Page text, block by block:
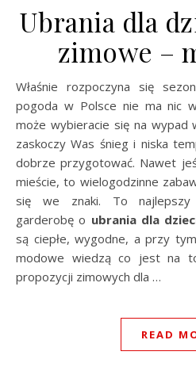
Ubrania dla
zimowe –
Właśnie rozpoczyna się sezon na ferie zimowe. Choć
pogoda w Polsce nie ma nic
może wybieracie się na wypad
zaskoczy Was śnieg i niska
dobrze przygotować. Nawet
mieście, to wielogodzinne
się we znaki. To najlepszy
garderobę o ubrania dla
są ciepłe, wygodne, a przy
modowe wiedzą co jest na
propozycji zimowych dla …
READ